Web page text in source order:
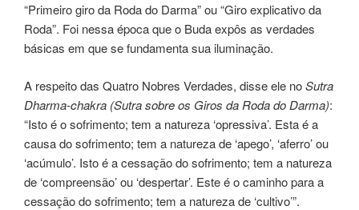
“Pri­mei­ro giro da Roda do Darma” ou “Giro expli­ca­ti­vo da
Roda”. Foi nessa época que o Buda expôs as ver­da­des
bási­cas em que se fun­da­men­ta sua ilu­mi­na­ção.
A res­pei­to das Quatro Nobres Verdades, disse ele noSutra
Dharma-chakra (Sutra sobre os Giros da Roda do Darma):
“Isto é o sofri­men­to; tem a natu­re­za ‘opres­si­va’. Esta é a
causa do sofri­men­to; tem a natu­re­za de ‘apego’, ‘aferro’ ou
‘acú­mu­lo’. Isto é a cessa­ção do sofri­men­to; tem a natu­re­za
de ‘compreen­são’ ou ‘des­per­tar’. Este é o cami­nho para a
cessação do sofri­men­to; tem a natu­re­za de ‘cultivo’”.